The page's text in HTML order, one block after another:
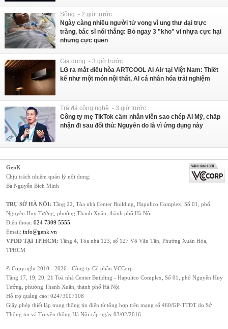
Sống - 2 giờ trước
Ngày càng nhiều người tử vong vì ung thư đại trực
tràng, bác sĩ nói thẳng: Bỏ ngay 3 "kho" vi nhựa cực hại
nhưng cực quen
Gia dụng - 3 giờ trước
LG ra mắt điều hòa ARTCOOL AI Air tại Việt Nam: Thiết
kế như một món nội thất, AI cá nhân hóa trải nghiệm
Trà đá công nghệ - 3 giờ trước
Công ty mẹ TikTok cấm nhân viên sao chép AI Mỹ, chấp
nhận đi sau đối thủ: Nguyên do là vì ứng dụng này
GenK
Chịu trách nhiệm quản lý nội dung:
Bà Nguyễn Bích Minh
TRỤ SỞ HÀ NỘI: Tầng 22, Tòa nhà Center Building, Hapulico Complex, Số 01, phố
Nguyễn Huy Tưởng, phường Thanh Xuân, thành phố Hà Nội
Điện thoại: 024 7309 5555
Email: info@genk.vn
VPĐD TẠI TP.HCM: Tầng 4, Tòa nhà 123, số 127 Võ Văn Tần, Phường Xuân Hòa,
TPHCM
© Copyright 2010 - 2026 - Công ty Cổ phần VCCorp
Tầng 17, 19, 20, 21 Toà nhà Center Building - Hapulico Complex, Số 01, phố Nguyễn Huy
Tưởng, phường Thanh Xuân, thành phố Hà Nội
Hỗ trợ quảng cáo: 02473007108
Giấy phép thiết lập trang thông tin điện tử tổng hợp trên mạng số 460/GP-TTĐT do Sở
Thông tin và Truyền thông Hà Nội cấp ngày 03/02/2016